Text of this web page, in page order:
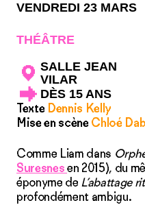
VENDREDI 23 MARS
THÉÂTRE
SALLE JEAN
VILAR
DÈS 15 ANS
Texte Dennis Kelly
Mise en scène Chloé
Comme Liam dans
Suresnesen 2015), du
éponyme de L’abattage
profondément ambigu.